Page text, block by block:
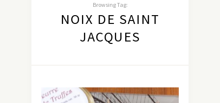
Browsing Tag:
NOIX DE SAINT
JACQUES